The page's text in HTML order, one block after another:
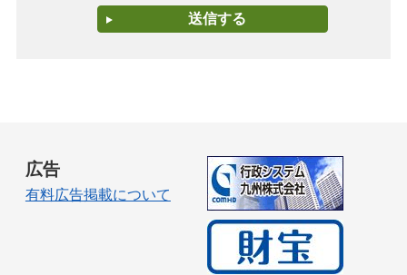
広告
有料広告掲載について